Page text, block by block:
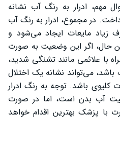
مهم، ادرار به رنگ آب نشانه
در مجموع، ادرار به رنگ آب
زیاد مایعات ایجاد می‌شود و
حال، اگر این وضعیت به صورت
با علائمی مانند تشنگی شدید،
می‌تواند نشانه یک اختلال
کلیوی باشد. توجه به رنگ ادرار
آب بدن است، اما در صورت
با پزشک بهترین اقدام خواهد